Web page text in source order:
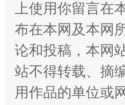
站台名比不上好声名
上使用你留言
布在本网及本网
论和投稿，本网
站不得转载、摘
用作品的单位或